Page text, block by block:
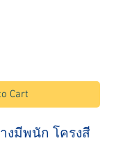
Cart
างมีพนัก โครงสี